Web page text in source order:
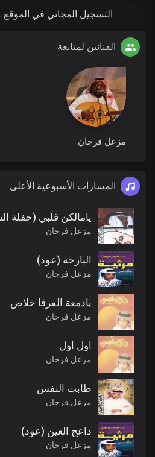
التسجيل المجاني في الموقع
الفنانين لمتابعة
مزعل فرحان
المسارات الأسبوعية الأعلى
يامالكن قلبي (حفلة
مزعل فرحان
البارحة (عود)
مزعل فرحان
يادمعة الفرقا خلاص
مزعل فرحان
اول اول
مزعل فرحان
طابت النفس
مزعل فرحان
داعج العين (عود)
مزعل فرحان